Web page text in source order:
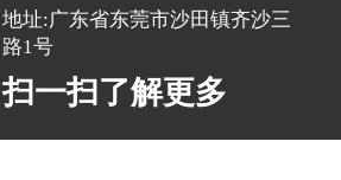
地址:广东省东莞市沙田镇齐沙三
路1号
扫一扫了解更多